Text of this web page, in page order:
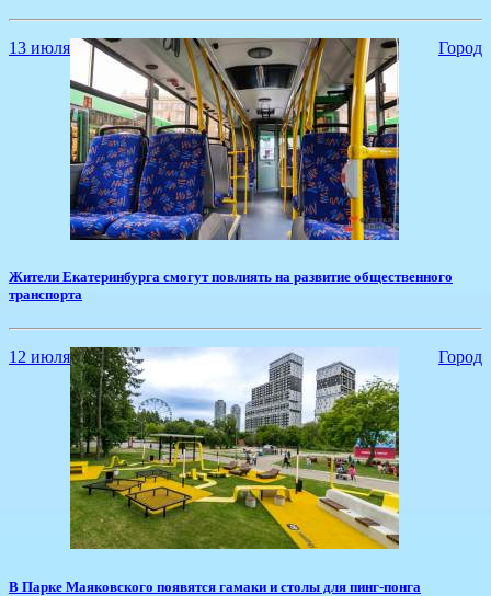
13 июля Город
Жители Екатеринбурга смогут повлиять на развитие общественного
транспорта
12 июля Город
В Парке Маяковского появятся гамаки и столы для пинг-понга